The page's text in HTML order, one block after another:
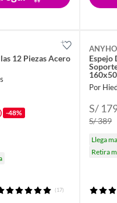
12 Piezas Acero
-48%
(17)
Espejo
Por
S/
S/ 389
Llega
Retira